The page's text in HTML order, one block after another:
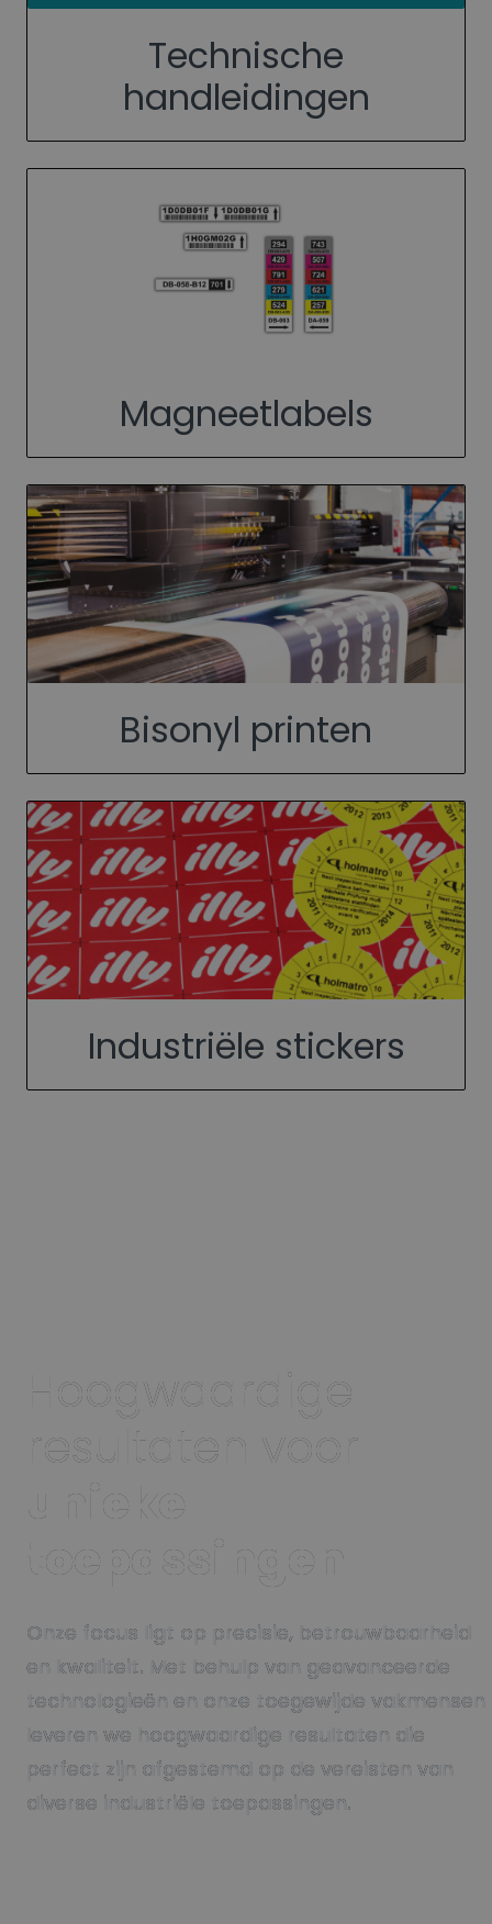
Technische
handleidingen
Magneetlabels
Bisonyl printen
Industriële stickers
Hoogwaardige
resultaten voor
unieke
toepassingen
Onze focus ligt op precisie, betrouwbaarheid
en kwaliteit. Met behulp van geavanceerde
technologieën en onze toegewijde vakmensen
leveren we hoogwaardige resultaten die
perfect zijn afgestemd op de vereisten van
diverse industriële toepassingen.